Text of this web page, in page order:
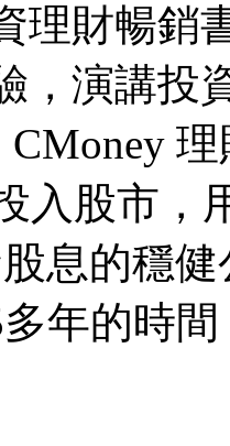
理財暢銷
，演講投
CMoney
入股市，
息的穩
年的時